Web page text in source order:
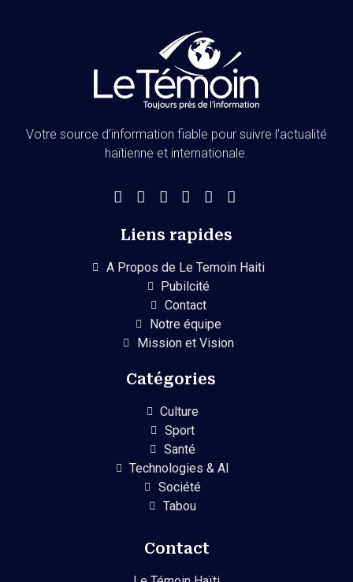
Votre source d’information fiable pour suivre l’actualité
haïtienne et internationale.
Liens rapides
A Propos de Le Temoin Haiti
Pubilcité
Contact
Notre équipe
Mission et Vision
Catégories
Culture
Sport
Santé
Technologies & AI
Société
Tabou
Contact